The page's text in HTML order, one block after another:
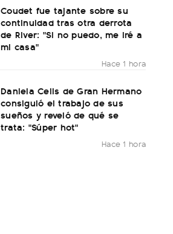
Coudet fue tajante sobre su
continuidad tras otra derrota
de River: "Si no puedo, me iré a
mi casa"
Hace 1 hora
Daniela Celis de Gran Hermano
consiguió el trabajo de sus
sueños y reveló de qué se
trata: "Súper hot"
Hace 1 hora